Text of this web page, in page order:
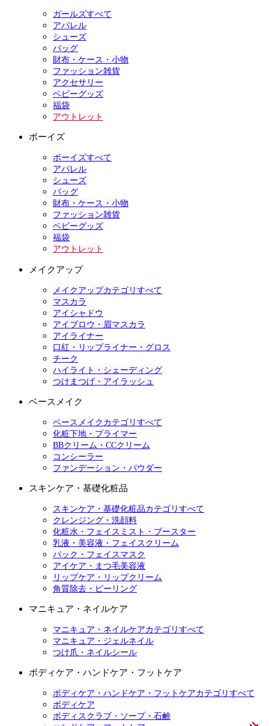
ガールズすべて
アパレル
シューズ
バッグ
財布・ケース・小物
ファッション雑貨
アクセサリー
ベビーグッズ
福袋
アウトレット
ボーイズ
ボーイズすべて
アパレル
シューズ
バッグ
財布・ケース・小物
ファッション雑貨
ベビーグッズ
福袋
アウトレット
メイクアップ
メイクアップカテゴリすべて
マスカラ
アイシャドウ
アイブロウ・眉マスカラ
アイライナー
口紅・リップライナー・グロス
チーク
ハイライト・シェーディング
つけまつげ・アイラッシュ
ベースメイク
ベースメイクカテゴリすべて
化粧下地・プライマー
BBクリーム・CCクリーム
コンシーラー
ファンデーション・パウダー
スキンケア・基礎化粧品
スキンケア・基礎化粧品カテゴリすべて
クレンジング・洗顔料
化粧水・フェイスミスト・ブースター
乳液・美容液・フェイスクリーム
パック・フェイスマスク
アイケア・まつ毛美容液
リップケア・リップクリーム
角質除去・ピーリング
マニキュア・ネイルケア
マニキュア・ネイルケアカテゴリすべて
マニキュア・ジェルネイル
つけ爪・ネイルシール
ボディケア・ハンドケア・フットケア
ボディケア・ハンドケア・フットケアカテゴリすべて
ボディケア
ボディスクラブ・ソープ・石鹸